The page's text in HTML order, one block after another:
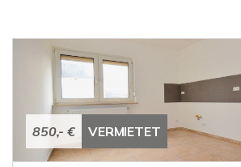
850,- € VERMIETET